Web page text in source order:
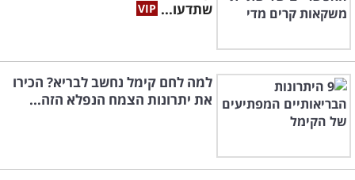
שתדעו...
למה לחם קימל נחשב לבריא? הכירו
את יתרונות הצמח הנפלא הזה...